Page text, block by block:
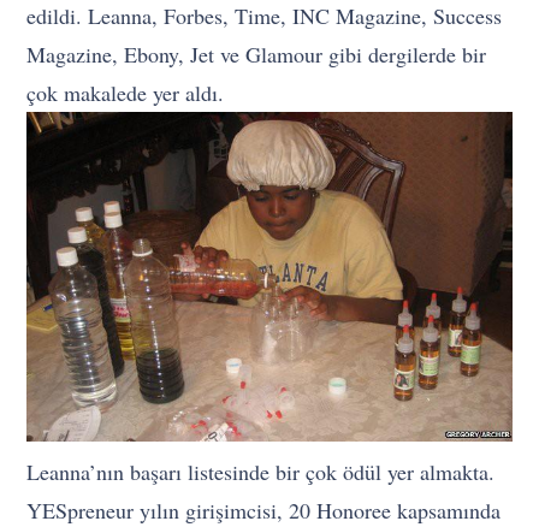
edildi. Leanna, Forbes, Time, INC Magazine, Success
Magazine, Ebony, Jet ve Glamour gibi dergilerde bir
çok makalede yer aldı.
Leanna’nın başarı listesinde bir çok ödül yer almakta.
YESpreneur yılın girişimcisi, 20 Honoree kapsamında